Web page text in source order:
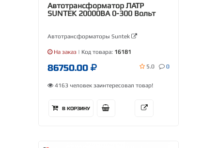
Автотрансформатор ЛАТР
SUNTEK 20000ВА 0-300 Вольт
Автотрансформаторы Suntek
На заказ | Код товара: 16181
86750.00 5.0 0
4163 человек заинтересовал товар!
В КОРЗИНУ